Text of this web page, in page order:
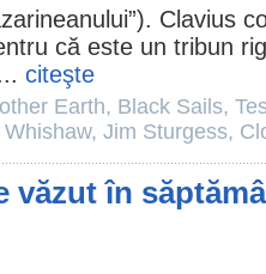
Clavius
că este un tribun
citeşte
Earth, Black Sails,
Whishaw, Jim Sturgess,
văzut în